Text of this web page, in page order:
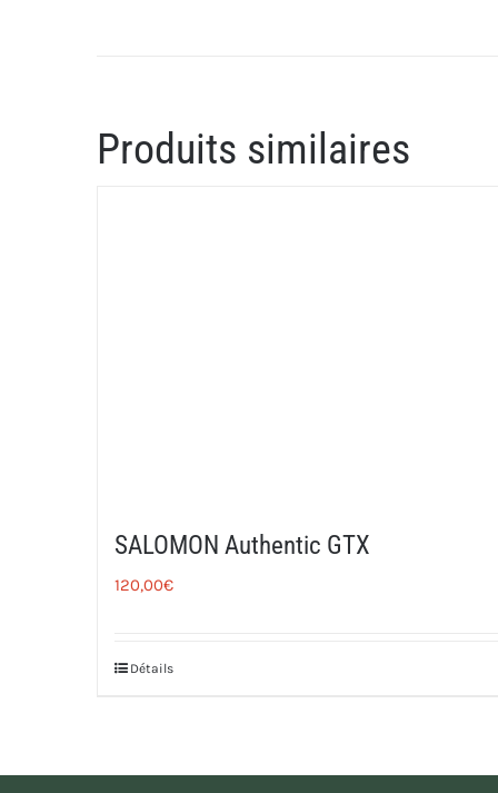
Produits similaires
SALOMON Authentic GTX
120,00€
Détails